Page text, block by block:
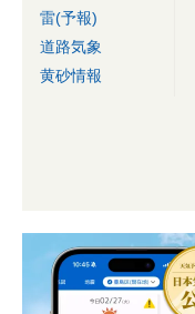
雷(予報)
道路気象
黄砂情報